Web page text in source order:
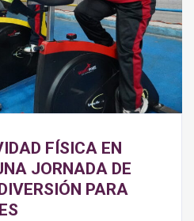
MEDIO AMBIENTE
FÍSICA EN
JORNADA DE
PARA